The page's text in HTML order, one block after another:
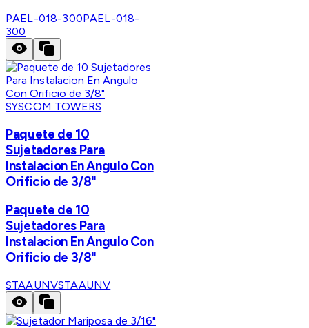
PAEL-018-300PAEL-018-
300
SYSCOM TOWERS
Paquete de 10
Sujetadores Para
Instalacion En Angulo Con
Orificio de 3/8"
Paquete de 10
Sujetadores Para
Instalacion En Angulo Con
Orificio de 3/8"
STAAUNVSTAAUNV